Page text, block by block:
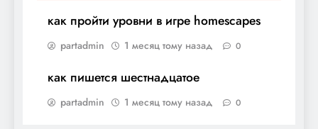
как пройти уровни в игре homescapes
partadmin 1 месяц тому назад 0
как пишется шестнадцатое
partadmin 1 месяц тому назад 0